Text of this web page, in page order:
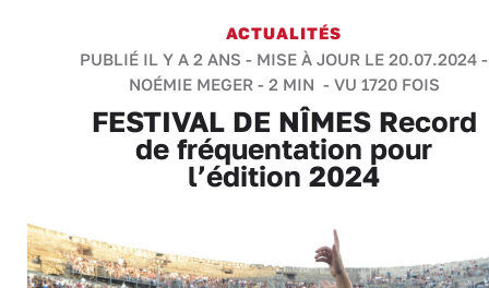
ACTUALITÉS
PUBLIÉ IL Y A 2 ANS - MISE À JOUR LE 20.07.2024 -
NOÉMIE MEGER- 2 MIN - VU 1720 FOIS
FESTIVAL DE NÎMES Record
de fréquentation pour
l’édition 2024